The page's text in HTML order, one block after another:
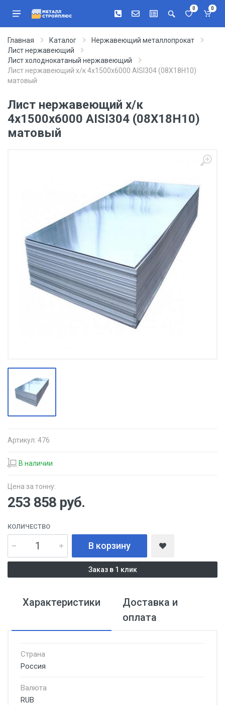
0 0
Главная Каталог
Нержавеющий металлопрокат
Лист нержавеющий
Лист холоднокатаный нержавеющий
Лист нержавеющий х/к 4х1500х6000 AISI304 (08Х18Н10)
матовый
Лист нержавеющий х/к
4х1500х6000 AISI304 (08Х18Н10)
матовый
Артикул: 476
В наличии
Цена за тонну:
253 858 руб.
КОЛИЧЕСТВО
В корзину
Заказ в 1 клик
Характеристики
Доставка и
оплата
Страна
Россия
Валюта
RUB